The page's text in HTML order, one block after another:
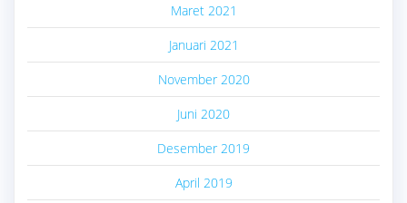
Maret 2021
Januari 2021
November 2020
Juni 2020
Desember 2019
April 2019